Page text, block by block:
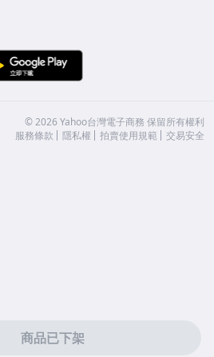
商品已下架
Store
©2026 Yahoo台灣電子商務 保留所有權利
服務條款
隱私權 拍賣使用規範 交易安全